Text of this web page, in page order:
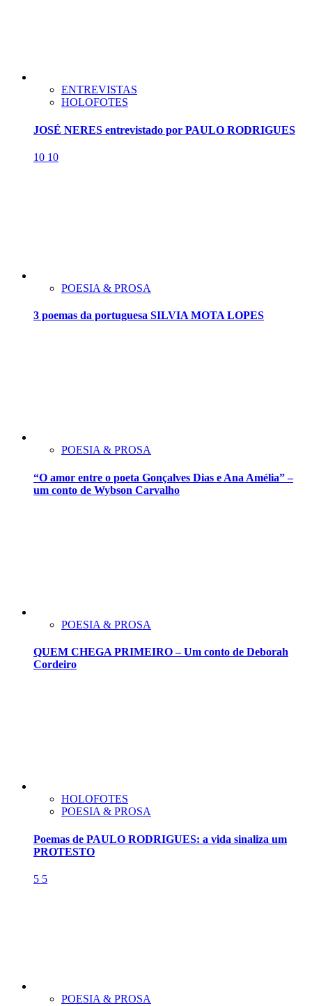
ENTREVISTAS
HOLOFOTES
JOSÉ NERES entrevistado por PAULO RODRIGUES
10 10
POESIA & PROSA
3 poemas da portuguesa SILVIA MOTA LOPES
POESIA & PROSA
“O amor entre o poeta Gonçalves Dias e Ana Amélia” –
um conto de Wybson Carvalho
POESIA & PROSA
QUEM CHEGA PRIMEIRO – Um conto de Deborah
Cordeiro
HOLOFOTES
POESIA & PROSA
Poemas de PAULO RODRIGUES: a vida sinaliza um
PROTESTO
5 5
POESIA & PROSA